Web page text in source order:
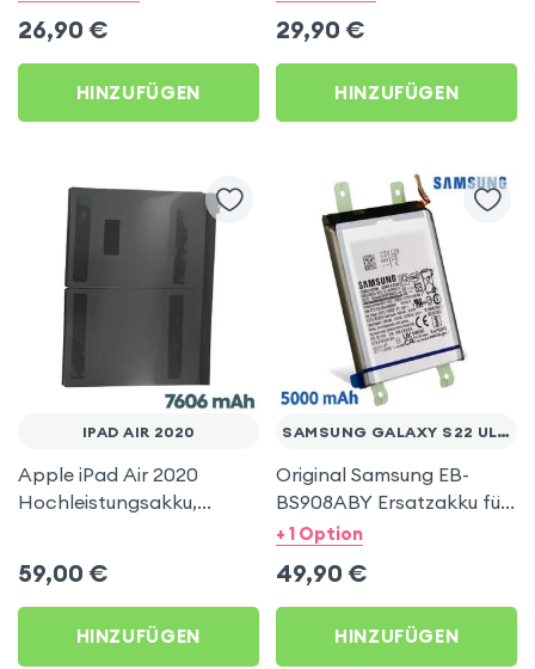
26,90 €
HINZUFÜGEN
29,90 €
HINZUFÜGEN
IPAD AIR 2020
Apple iPad Air 2020
Hochleistungsakku,
59,00 €
HINZUFÜGEN
SAMSUNG GALAXY S22 ULTRA
Original Samsung EB-
BS908ABY Ersatzakku für
Samsung Galaxy S22
Austausch-Akku –
Schwarz
+ 1 Option
49,90 €
HINZUFÜGEN